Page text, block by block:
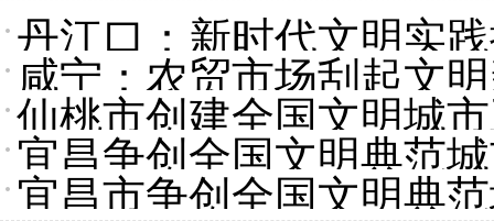
丹江口：新时代文明实
咸宁：农贸市场刮起文
仙桃市创建全国文明城
宜昌争创全国文明典范
宜昌市争创全国文明典